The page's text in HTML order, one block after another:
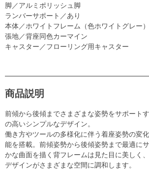
脚／アルミポリッシュ脚
ランバーサポート／あり
本体／ホワイトフレーム（色ホワイトグレー）
張地／背座同色カーマイン
キャスター／フローリング用キャスター
商品説明
前傾から後傾までさまざまな姿勢をサポート
の高いシンプルなデザイン。
働き方やツールの多様化に伴う着座姿勢の変
能を搭載。前傾姿勢から後傾姿勢まで最適に
かな曲面を描く背フレームは見た目に美しく
デザインがさまざまな空間に調和します。